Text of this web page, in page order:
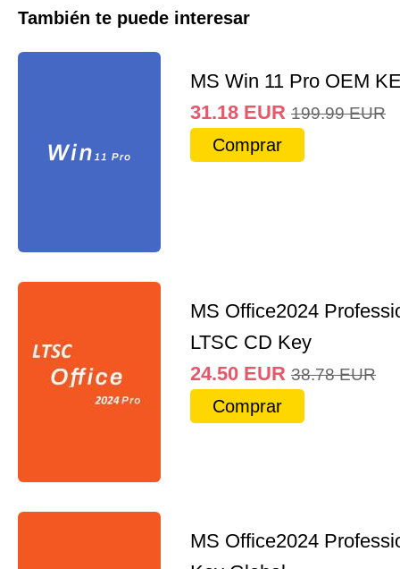
También te puede interesar
MS Win 11 Pro OEM
31.18 EUR 199.99 EUR
Comprar
MS Office2024
LTSC CD Key
24.50 EUR 38.78 EUR
Comprar
MS Office2024